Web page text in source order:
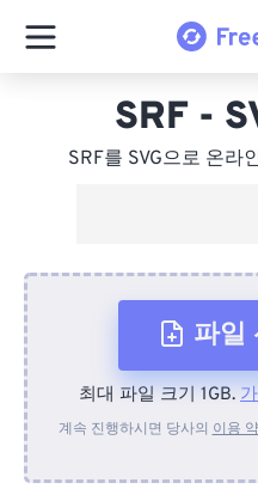
SRF -
SRF를 SVG으로 온라
파일
장치
최대 파일 크기 1GB.
계속 진행하시면 당사의 이용